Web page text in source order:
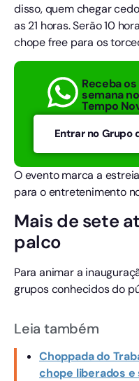
disso, quem chegar
as 21 horas. Serão 10
chope free para os
Receba
semana
Tempo
Entrar no Grupo
O evento marca a
para o entretenimento
Mais de sete
palco
Para animar a
grupos conhecidos do
Leia também
Choppada do
chope liberados e